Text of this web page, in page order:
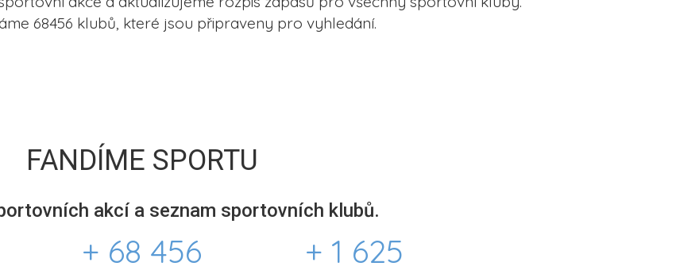
68456 klubů, které jsou připraveny pro vyhledání.
FANDÍME SPORTU
akcí a seznam sportovních klubů.
+ 68 456 + 1 625